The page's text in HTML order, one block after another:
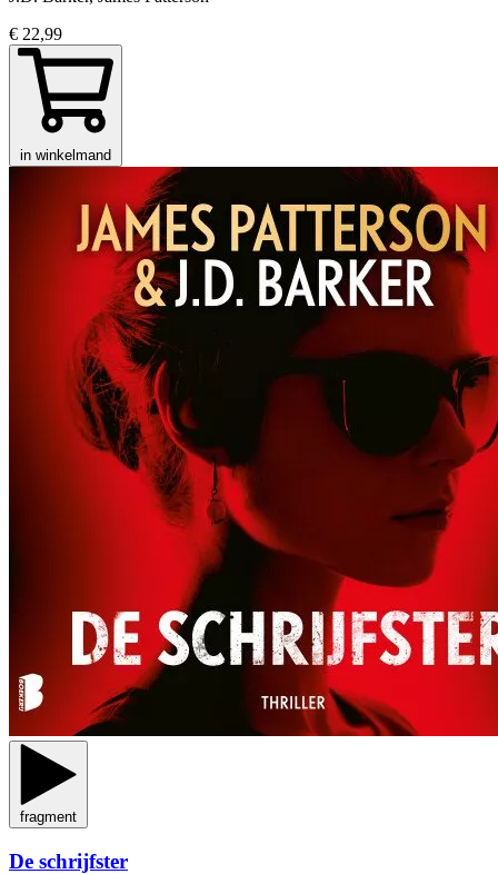
€ 22,99
in winkelmand
fragment
De schrijfster